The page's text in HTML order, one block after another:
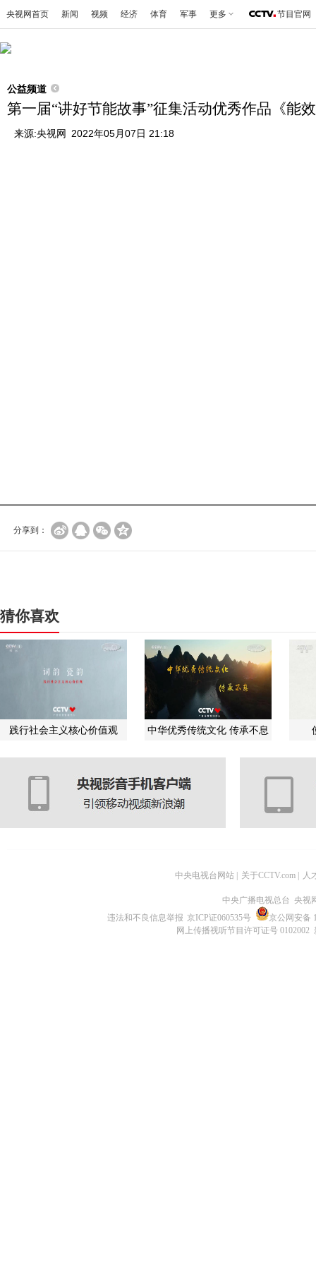
央视网首页 新闻 视频 经济 体育 军事 更多 节目官网
公益频道
第一届“讲好节能故事”征集活动优秀作品《能
来源:央视网 2022年05月07日 21:18
分享到：
猜你喜欢
践行社会主义核心价值观 中华优秀传统文化 传承不息
中央电视台网站 关于CCTV.com 人
中央广播电视总台 央视
违法和不良信息举报 京ICP证060535号
京公网安备
网上传播视听节目许可证号 0102002